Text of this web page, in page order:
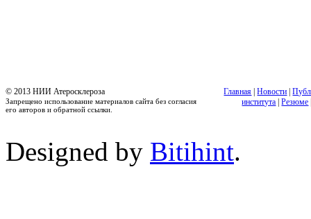
© 2013 НИИ Атеросклероза
Запрещено использование материалов сайта без согласия
его авторов и обратной ссылки.
Главная |Новости |
института |Резюме
Designed by Bitihint.